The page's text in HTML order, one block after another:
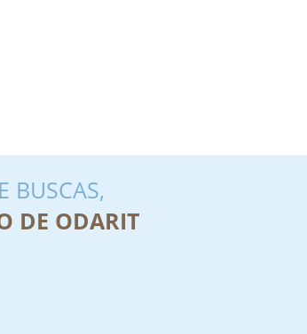
BUSCAS,
DE ODARIT